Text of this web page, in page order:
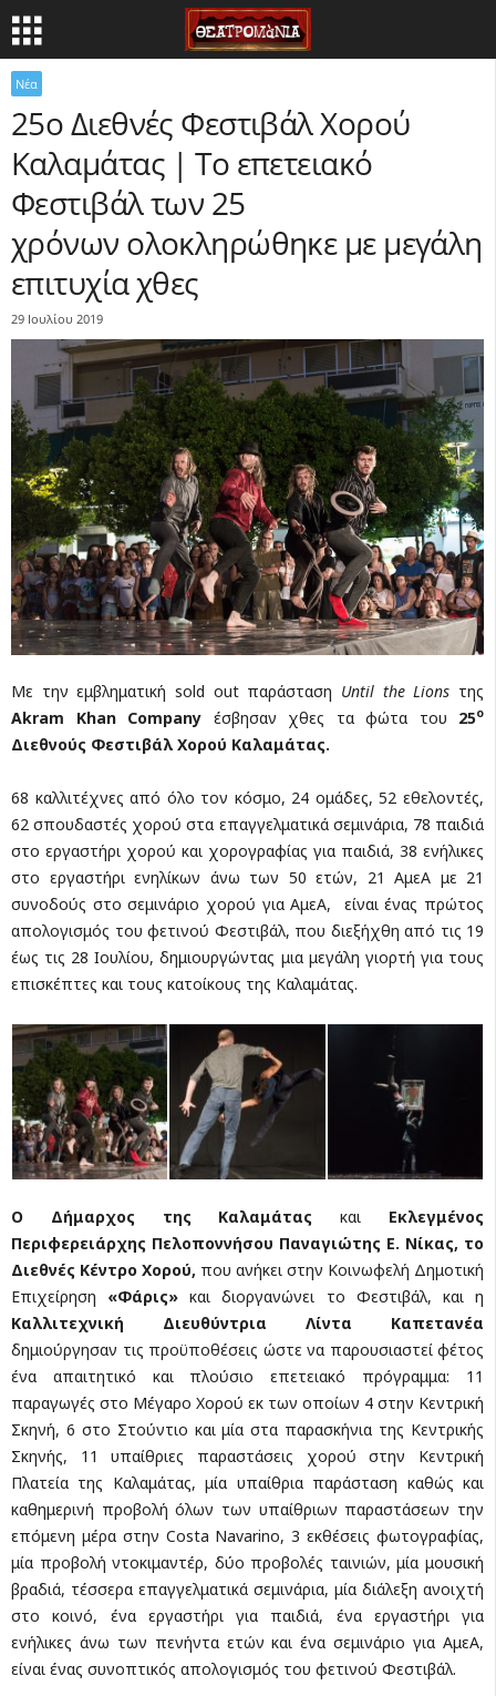
Νέα
25ο Διεθνές Φεστιβάλ Χορού
Καλαμάτας | Το επετειακό
Φεστιβάλ των 25
χρόνων ολοκληρώθηκε με μεγάλη
επιτυχία χθες
29 Ιουλίου 2019
Με την εμβληματική sold out παράσταση Until the Lions της
Akram
Khan Company έσβησαν χθες τα φώτα του 25ο
Διεθνούς Φεστιβάλ Χορού Καλαμάτας.
68 καλλιτέχνες από όλο τον κόσμο, 24 ομάδες, 52 εθελοντές,
62 σπουδαστές χορού στα επαγγελματικά σεμινάρια, 78 παιδιά
στο εργαστήρι χορού και χορογραφίας για παιδιά, 38 ενήλικες
στο εργαστήρι ενηλίκων άνω των 50 ετών, 21 ΑμεΑ με 21
συνοδούς στο σεμινάριο χορού για ΑμεΑ, είναι ένας πρώτος
απολογισμός του φετινού Φεστιβάλ, που διεξήχθη από τις 19
έως τις 28 Ιουλίου, δημιουργώντας μια μεγάλη γιορτή για τους
επισκέπτες και τους κατοίκους της Καλαμάτας.
Ο Δήμαρχος της Καλαμάταςκαι Εκλεγμένος
Περιφερειάρχης Πελοποννήσου Παναγιώτης Ε. Νίκας, το
Διεθνές Κέντρο Χορού, που ανήκει στην Κοινωφελή Δημοτική
Επιχείρηση «Φάρις»και διοργανώνει το Φεστιβάλ, και η
Kαλλιτεχνική Διευθύντρια
Λίντα Καπετανέα
δημιούργησαν τις προϋποθέσεις ώστε να παρουσιαστεί φέτος
ένα απαιτητικό και πλούσιο επετειακό πρόγραμμα: 11
παραγωγές στο Μέγαρο Χορού εκ των οποίων 4 στην Κεντρική
Σκηνή, 6 στο Στούντιο και μία στα παρασκήνια της Κεντρικής
Σκηνής, 11 υπαίθριες παραστάσεις χορού στην Κεντρική
Πλατεία της Καλαμάτας, μία υπαίθρια παράσταση καθώς και
καθημερινή προβολή όλων των υπαίθριων παραστάσεων την
επόμενη μέρα στην Costa Navarino, 3 εκθέσεις φωτογραφίας,
μία προβολή ντοκιμαντέρ, δύο προβολές ταινιών, μία μουσική
βραδιά, τέσσερα επαγγελματικά σεμινάρια, μία διάλεξη ανοιχτή
στο κοινό, ένα εργαστήρι για παιδιά, ένα εργαστήρι για
ενήλικες άνω των πενήντα ετών και ένα σεμινάριο για ΑμεΑ,
είναι ένας συνοπτικός απολογισμός του φετινού Φεστιβάλ.